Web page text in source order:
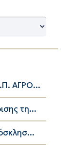
ΑΓΡΟ...
τη...